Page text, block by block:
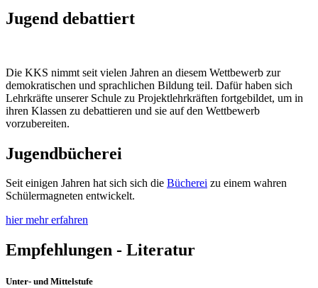
Jugend debattiert
Die KKS nimmt seit vielen Jahren an diesem Wettbewerb zur
demokratischen und sprachlichen Bildung teil. Dafür haben sich
Lehrkräfte unserer Schule zu Projektlehrkräften fortgebildet, um in
ihren Klassen zu debattieren und sie auf den Wettbewerb
vorzubereiten.
Jugendbücherei
Seit einigen Jahren hat sich sich die Bücherei zu einem wahren
Schülermagneten entwickelt.
hier mehr erfahren
Empfehlungen - Literatur
Unter- und Mittelstufe